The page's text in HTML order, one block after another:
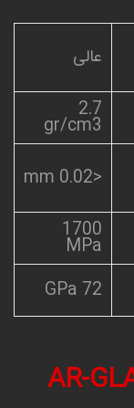
عالی
2.7
gr/cm3
<0.02 mm
1700
MPa
72 GPa